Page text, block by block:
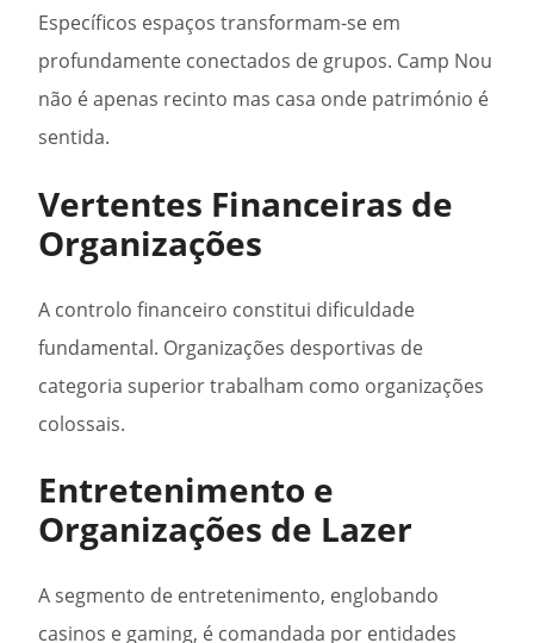
Específicos espaços transformam-se em
profundamente conectados de grupos. Camp Nou
não é apenas recinto mas casa onde património é
sentida.
Vertentes Financeiras de
Organizações
A controlo financeiro constitui dificuldade
fundamental. Organizações desportivas de
categoria superior trabalham como organizações
colossais.
Entretenimento e
Organizações de Lazer
A segmento de entretenimento, englobando
casinos e gaming, é comandada por entidades